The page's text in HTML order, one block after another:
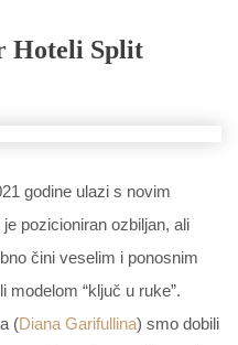
Hoteli Split
godine ulazi s novim
pozicioniran ozbiljan, ali
čini veselim i ponosnim
modelom “ključ u ruke”.
(Diana Garifullina) smo dobili